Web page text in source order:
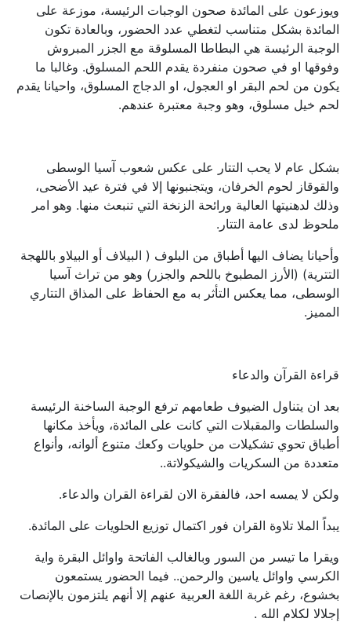
ويوزعون على المائدة صحون الوجبات الرئيسة، موزعة على
المائدة بشكل متناسب لتغطي عدد الحضور، وبالعادة تكون
الوجبة الرئيسة هي البطاطا المسلوقة مع الجزر المبروش
وفوقها او في صحون منفردة يقدم اللحم المسلوق. وغالبا ما
يكون من لحم البقر او العجول، او الدجاج المسلوق، واحيانا يقدم
لحم خيل مسلوق، وهو وجبة معتبرة عندهم.
بشكل عام لا يحب التتار على عكس شعوب آسيا الوسطى
والقوقاز لحوم الخرفان، ويتجنبونها إلا في فترة عيد الأضحى،
وذلك لدهنيتها العالية ورائحة الزنخة التي تنبعث منها. وهو امر
ملحوظ لدى عامة التتار.
وأحيانا يضاف اليها أطباق من البلوف ( البيلاف أو البيلاو باللهجة
التترية) (الأرز المطبوخ باللحم والجزر) وهو من تراث آسيا
الوسطى، مما يعكس التأثر به مع الحفاظ على المذاق التتاري
المميز.
قراءة القرآن والدعاء
بعد ان يتناول الضيوف طعامهم ترفع الوجبة الساخنة الرئيسة
والسلطات والمقبلات التي كانت على المائدة، ويأخذ مكانها
أطباق تحوي تشكيلات من حلويات وكعك متنوع ألوانه، وأنواع
متعددة من السكريات والشيكولاتة..
ولكن لا يمسه احد، فالفقرة الان لقراءة القران والدعاء.
يبداً الملا تلاوة القران فور اكتمال توزيع الحلويات على المائدة.
ويقرا ما تيسر من السور وبالغالب الفاتحة واوائل البقرة واية
الكرسي واوائل ياسين والرحمن.. فيما الحضور يستمعون
بخشوع، رغم غربة اللغة العربية عنهم إلا أنهم يلتزمون بالإنصات
إجلالا لكلام الله .